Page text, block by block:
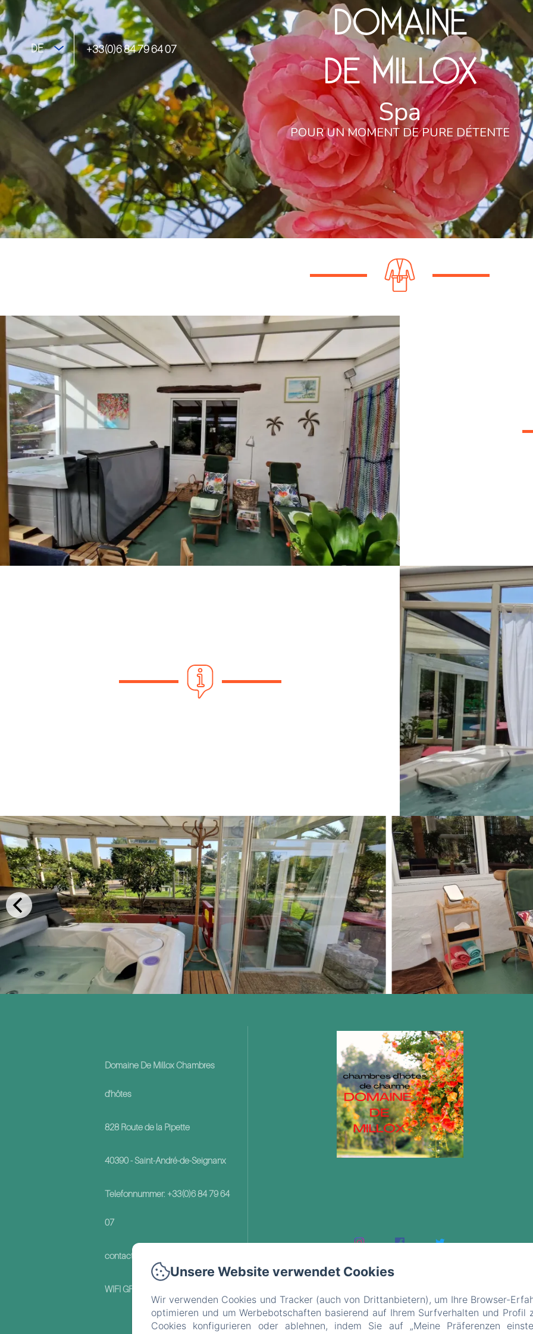
DE +33(0)6 84 79 64 07
DOMAINE
DE MILLOX
Spa
POUR UN MOMENT DE PURE DÉTENTE
Domaine De Millox Chambres
d'hôtes
828 Route de la Pipette
40390 - Saint-André-de-Seignanx
Telefonnummer: +33(0)6 84 79 64
07
contact@domainedemillox.com
WIFI GRATUIT
Unsere Website verwendet Cookies
Wir verwenden Cookies und Tracker (auch von Drittanbietern), um Ihre Browser-
optimieren und um Werbebotschaften basierend auf Ihrem Surfverhalten und Profil
Cookies konfigurieren oder ablehnen, indem Sie auf „Meine Präferenzen